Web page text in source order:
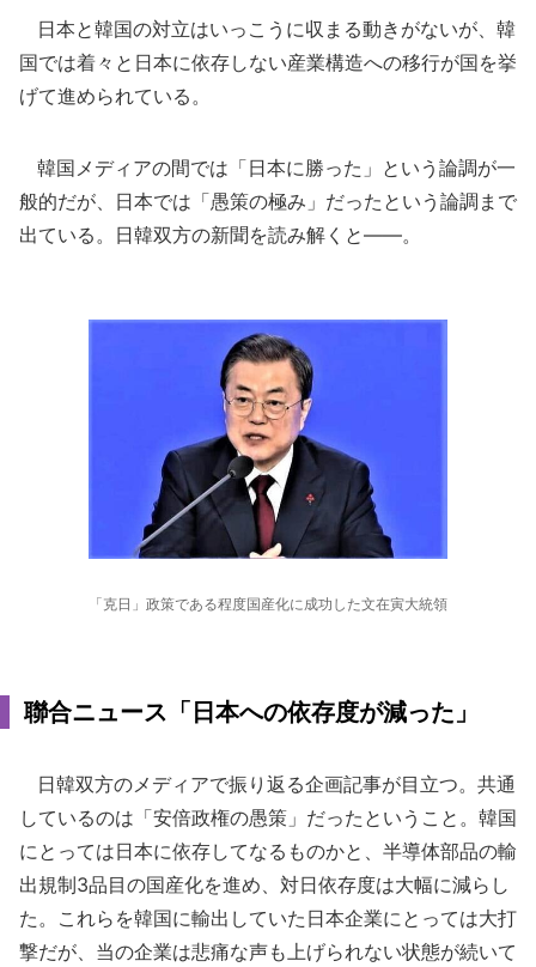
日本と韓国の対立はいっこうに収まる動きがないが、韓
国では着々と日本に依存しない産業構造への移行が国を挙
げて進められている。
韓国メディアの間では「日本に勝った」という論調が一
般的だが、日本では「愚策の極み」だったという論調まで
出ている。日韓双方の新聞を読み解くと――。
「克日」政策である程度国産化に成功した文在寅大統領
聯合ニュース「日本への依存度が減った」
日韓双方のメディアで振り返る企画記事が目立つ。共通
しているのは「安倍政権の愚策」だったということ。韓国
にとっては日本に依存してなるものかと、半導体部品の輸
出規制3品目の国産化を進め、対日依存度は大幅に減らし
た。これらを韓国に輸出していた日本企業にとっては大打
撃だが、当の企業は悲痛な声も上げられない状態が続いて